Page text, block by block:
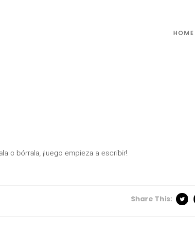
HOME
o bórrala, ¡luego empieza a escribir!
Share This: